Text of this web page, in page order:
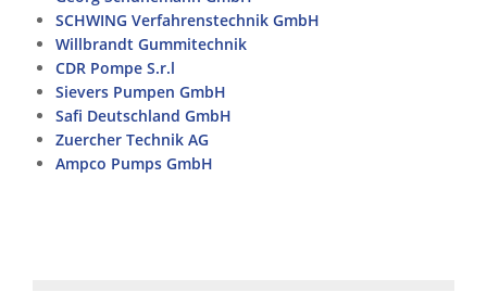
SCHWING Verfahrenstechnik GmbH
Willbrandt Gummitechnik
CDR Pompe S.r.l
Sievers Pumpen GmbH
Safi Deutschland GmbH
Zuercher Technik AG
Ampco Pumps GmbH